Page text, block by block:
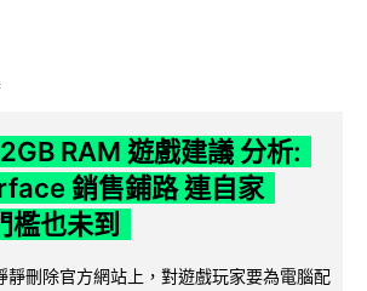
RAM 遊戲建議 分析:
銷售鋪路 連自家
也未到
刪除官方網站上，對遊戲玩家要為電腦配